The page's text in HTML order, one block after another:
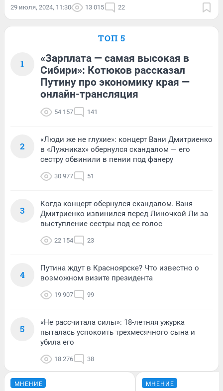
29 июля, 2024, 11:30 13 015 22
ТОП 5
1
«Зарплата — самая высокая в
Сибири»: Котюков рассказал
Путину про экономику края —
онлайн-трансляция
54 157 141
2
«Люди же не глухие»: концерт Вани Дмитриенко
в «Лужниках» обернулся скандалом — его
сестру обвинили в пении под фанеру
30 977 51
3
Когда концерт обернулся скандалом. Ваня
Дмитриенко извинился перед Линочкой Ли за
выступление сестры под ее голос
22 154 23
4
Путина ждут в Красноярске? Что известно о
возможном визите президента
19 907 99
5
«Не рассчитала силы»: 18-летняя ужурка
пыталась успокоить трехмесячного сына и
убила его
18 276 38
МНЕНИЕ МНЕНИЕ